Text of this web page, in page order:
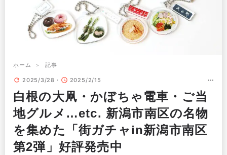
ホーム 記事
2025/3/28 2025/2/15
白根の大凧・かぼちゃ電車・ご当
地グルメ…etc. 新潟市南区の名物
を集めた「街ガチャin新潟市南区
第2弾」好評発売中